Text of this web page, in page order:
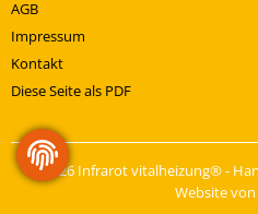
AGB
Impressum
Kontakt
Diese Seite als PDF
© 2026 Infrarot vitalheizung® -
Website